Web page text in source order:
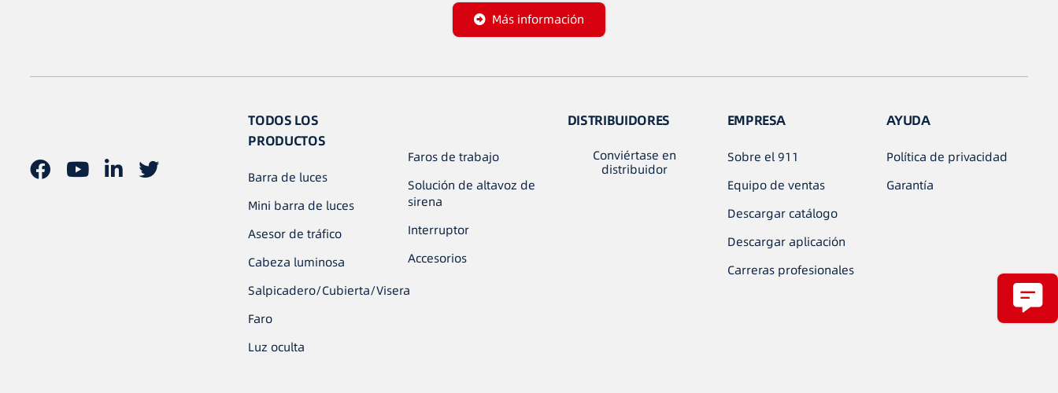
Más información
TODOS LOS
PRODUCTOS
Barra de luces
Mini barra de luces
Asesor de tráfico
Cabeza luminosa
Salpicadero/Cubierta/Visera
Faro
Luz oculta
Faros de trabajo
Solución de altavoz de
sirena
Interruptor
Accesorios
DISTRIBUIDORES
Conviértase en
distribuidor
EMPRESA
Sobre el 911
Equipo de ventas
Descargar catálogo
Descargar aplicación
Carreras profesionales
AYUDA
Política de privacidad
Garantía